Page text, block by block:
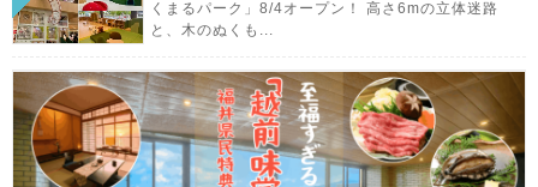
くまるパーク」8/4オープン！ 高さ6mの立体迷路
と、木のぬくも...